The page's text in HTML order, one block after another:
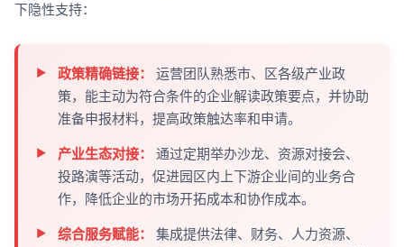
下隐性支持：
政策精确链接：
运营团队熟悉市、区各级产业政
策，能主动为符合条件的企业解读政策要点，并协助
准备申报材料，提高政策触达率和申请。
产业生态对接：
通过定期举办沙龙、资源对接会、
投路演等活动，促进园区内上下游企业间的业务合
作，降低企业的市场开拓成本和协作成本。
综合服务赋能：
集成提供法律、财务、人力资源、